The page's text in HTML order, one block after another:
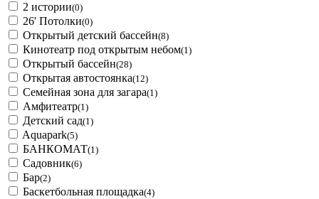
2 истории(0)
26' Потолки(0)
Открытый детский бассейн(8)
Кинотеатр под открытым небом(1)
Открытый бассейн(28)
Открытая автостоянка(12)
Семейная зона для загара(1)
Амфитеатр(1)
Детский сад(1)
Aquapark(5)
БАНКОМАТ(1)
Садовник(6)
Бар(2)
Баскетбольная площадка(4)